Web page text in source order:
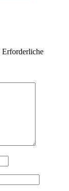
Erforderliche